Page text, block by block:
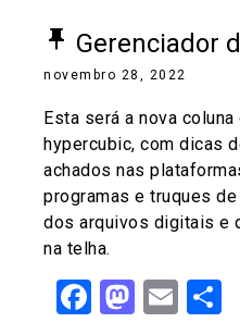
push_pin Gerenciador
novembro 28, 2022
Esta será a nova
hypercubic, com dicas
achados nas
programas e truques
dos arquivos digitais e
na telha.
Facebook